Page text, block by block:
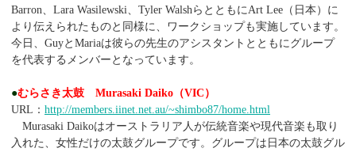
Barron、Lara Wasilewski、Tyler WalshらとともにArt Lee（日本）に
より伝えられたものと同様に、ワークショップも実施しています。
今日、GuyとMariaは彼らの先生のアシスタントとともにグループ
を代表するメンバーとなっています。
●むらさき太鼓 Murasaki Daiko（VIC）
URL： http://members.iinet.net.au/~shimbo87/home.html
Murasaki Daikoはオーストラリア人が伝統音楽や現代音楽も取り
入れた、女性だけの太鼓グループです。グループは日本の太鼓グル